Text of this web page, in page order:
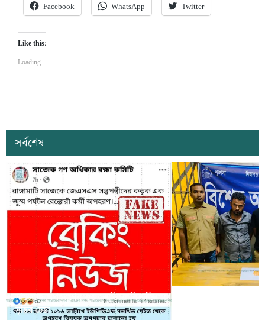
Facebook WhatsApp Twitter
Like this:
Loading...
সর্বশেষ
সাজেকে অপহরণের গুজব ছড়িয়ে বিভ্রান্তি
সৃষ্টির চেষ্টা